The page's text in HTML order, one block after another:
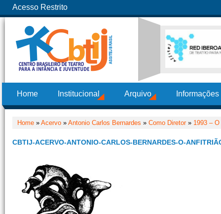
Acesso Restrito
Home Institucional Arquivo
Home » Acervo » Antonio Carlos Bernardes » Como Diretor» 1993 –
CBTIJ-ACERVO-ANTONIO-CARLOS-BERNARDES-O-